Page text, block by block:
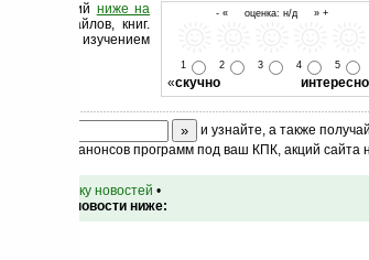
- « оценка: н/д » +
1 2 3 4 5
«скучно интересно
комментарий ниже на
файлов, книг.
изучением
и узнайте, а также
анонсов программ под ваш КПК, акций сайта
к списку новостей •
этой новости ниже: